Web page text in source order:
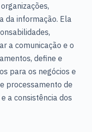
da informação. Ela
a comunicação e o
define e
para os negócios e
processamento de
a consistência dos